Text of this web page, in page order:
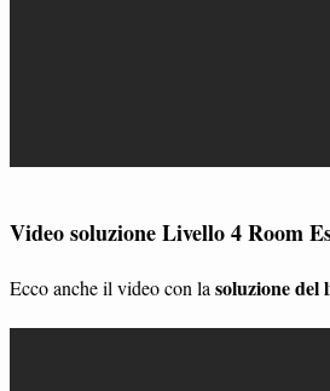
Video soluzione Livello 4 Room
Ecco anche il video con la soluzione del